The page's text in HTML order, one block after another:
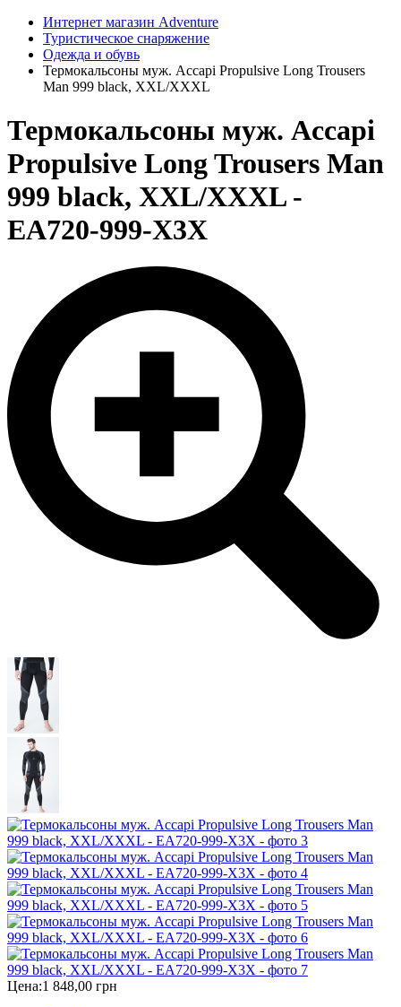
Интернет магазин Adventure
Туристическое снаряжение
Одежда и обувь
Термокальсоны муж. Accapi Propulsive Long Trousers
Man 999 black, XXL/XXXL
Термокальсоны муж. Accapi
Propulsive Long Trousers Man
999 black, XXL/XXXL -
EA720-999-X3X
Цена:1 848,00 грн